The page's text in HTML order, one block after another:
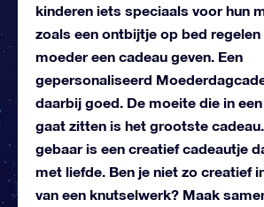
kinderen iets speciaals voor hun
zoals een ontbijtje op bed regelen
moeder een cadeau geven. Een
gepersonaliseerd
daarbij goed. De moeite die in
gaat zitten is het grootste
gebaar is een creatief cadeautje
met liefde. Ben je niet zo creatief
van een knutselwerk? Maak